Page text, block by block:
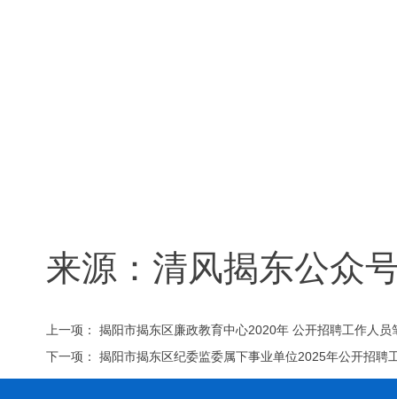
来源：清风揭东公众
上一项：揭阳市揭东区廉政教育中心2020年 公开招聘工作人员
下一项：揭阳市揭东区纪委监委属下事业单位2025年公开招聘